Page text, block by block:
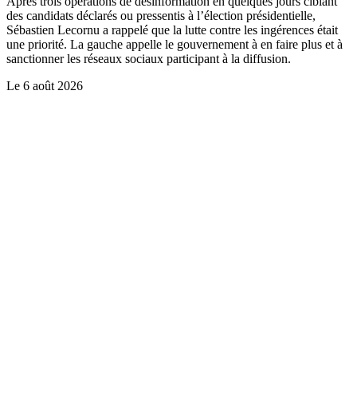
des candidats déclarés ou pressentis à l’élection présidentielle,
Sébastien Lecornu a rappelé que la lutte contre les ingérences était
une priorité. La gauche appelle le gouvernement à en faire plus et à
sanctionner les réseaux sociaux participant à la diffusion.
Le 6 août 2026